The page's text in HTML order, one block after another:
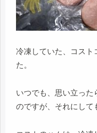
冷凍していた、コスト
た。
いつでも、思い立った
のですが、それにして